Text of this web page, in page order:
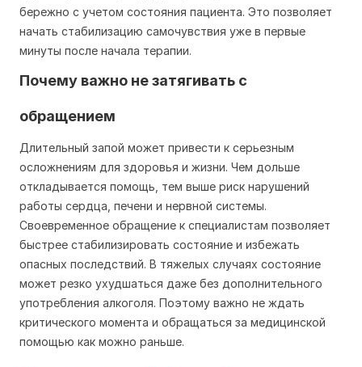
бережно с учетом состояния пациента. Это позволяет
начать стабилизацию самочувствия уже в первые
минуты после начала терапии.
Почему важно не затягивать с
обращением
Длительный запой может привести к серьезным
осложнениям для здоровья и жизни. Чем дольше
откладывается помощь, тем выше риск нарушений
работы сердца, печени и нервной системы.
Своевременное обращение к специалистам позволяет
быстрее стабилизировать состояние и избежать
опасных последствий. В тяжелых случаях состояние
может резко ухудшаться даже без дополнительного
употребления алкоголя. Поэтому важно не ждать
критического момента и обращаться за медицинской
помощью как можно раньше.